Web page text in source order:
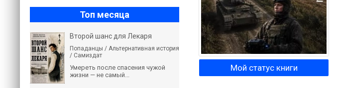
Мой статус книги
Топ месяца
Второй шанс для Лекаря
Попаданцы / Альтернативная история
/ Самиздат
Умереть после спасения чужой
жизни — не самый...